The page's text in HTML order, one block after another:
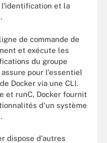
l'identification et la
de commande de
et exécute les
du groupe
pour l'essentiel
Docker via une CLI.
et runC, Docker fournit
d'un système
dispose d'autres